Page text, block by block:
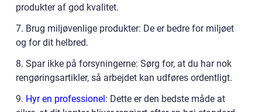
produkter af god kvalitet.
7. Brug miljøvenlige produkter: De er bedre for miljøet
og for dit helbred.
8. Spar ikke på forsyningerne: Sørg for, at du har nok
rengøringsartikler, så arbejdet kan udføres ordentligt.
9. Hyr en professionel: Dette er den bedste måde at